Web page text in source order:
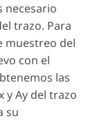
necesario
trazo. Para
muestreo del
con el
las
y Ay del trazo
su